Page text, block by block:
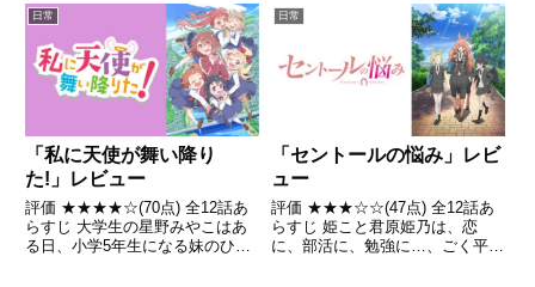
を育てていたが、料理がほとんど
できないため、出来合いの食事や
外食ばかりの日々を送っていた。
引用 - Wikipedi...
日常
「私に天使が舞い降り
た!」レビュー
評価 ★★★★☆(70点) 全12話あ
らすじ 大学生の星野みやこはあ
る日、小学5年生になる妹のひな
日常
「セントールの悩み」レビ
ュー
評価 ★★★☆☆(47点) 全12話あ
らすじ 姫こと君原姫乃は、恋
に、部活に、勉強に…、ごく平凡